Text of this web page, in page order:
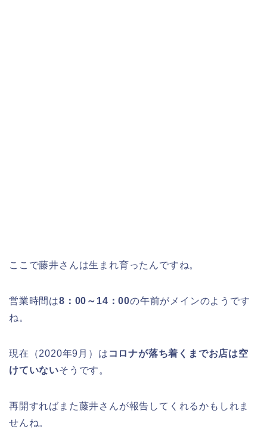
ここで藤井さんは生まれ育ったんですね。
営業時間は8：00～14：00の午前がメインのようです
ね。
現在（2020年9月）は コロナが落ち着くまでお店は空
けていないそうです。
再開すればまた藤井さんが報告してくれるかもしれま
せんね。